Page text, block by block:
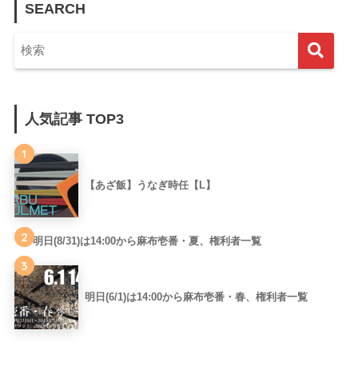
SEARCH
人気記事 TOP3
1
【あざ飯】うなぎ時任【L】
2 明日(8/31)は14:00から麻布壱番・夏、権利者一覧
3
明日(6/1)は14:00から麻布壱番・春、権利者一覧